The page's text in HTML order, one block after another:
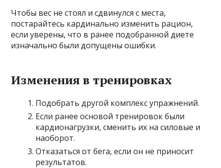
Чтобы вес не стоял и сдвинулся с места,
постарайтесь кардинально изменить рацион,
если уверены, что в ранее подобранной диете
изначально были допущены ошибки.
Изменения в тренировках
Подобрать другой комплекс упражнений.
Если ранее основой тренировок были
кардионагрузки, сменить их на силовые и
наоборот.
Отказаться от бега, если он не приносит
результатов.